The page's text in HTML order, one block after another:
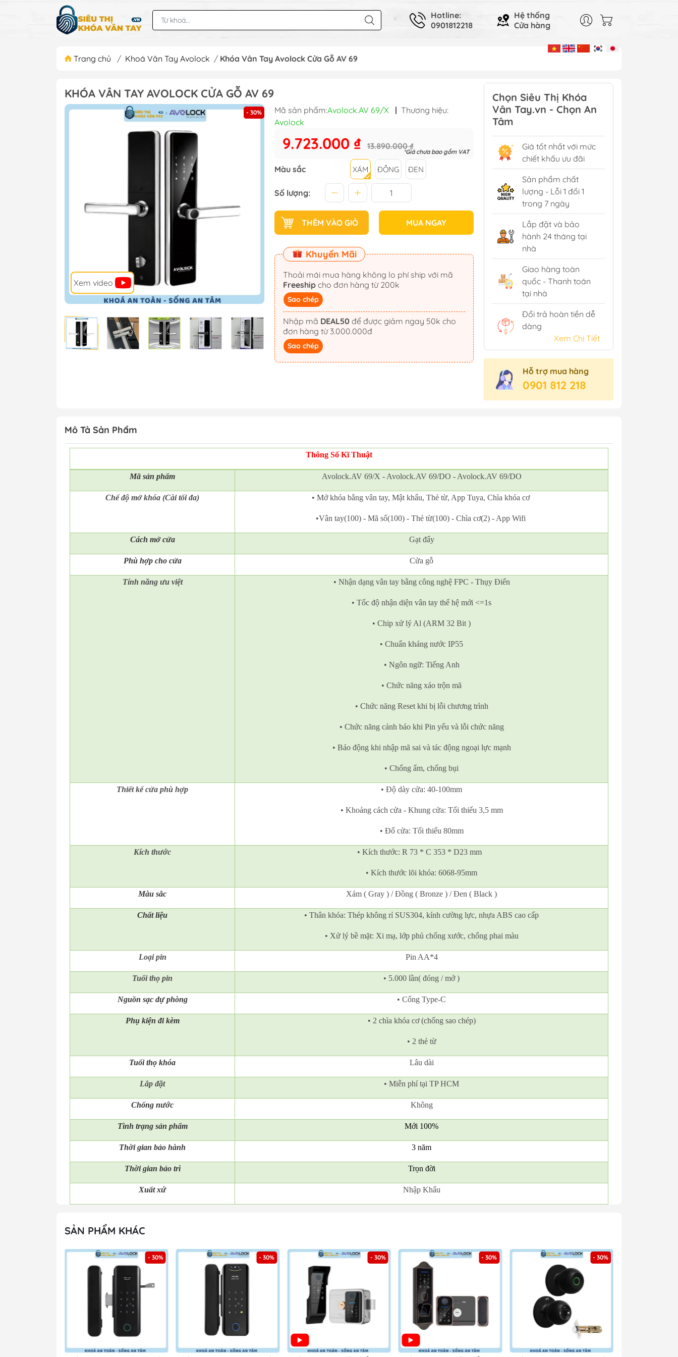
Hotline:
0901812218
Hệ thống
Cửa hàng
Trang chủ / Khoá Vân Tay Avolock / Khóa Vân Tay Avolock Cửa Gỗ AV 69
KHÓA VÂN TAY AVOLOCK CỬA GỖ AV 69
- 30%
Xem video
Mã sản phẩm:Avolock.AV 69/X | Thương hiệu:
Avolock
9.723.000 ₫ 13.890.000 ₫
*Giá chưa bao gồm VAT
Màu sắc XÁM ĐỒNG ĐEN
Số lượng:
THÊM VÀO GIỎ MUA NGAY
Khuyến Mãi
Thoải mái mua hàng không lo phí ship với mã
Freeship cho đơn hàng từ 200k
Sao chép
Nhập mã DEAL50để được giảm ngay 50k cho
đơn hàng từ 3.000.000đ
Sao chép
Chọn Siêu Thị Khóa
Vân Tay.vn - Chọn An
Tâm
Giá tốt nhất với mức
chiết khấu ưu đãi
Sản phẩm chất
lượng - Lỗi 1 đổi 1
trong 7 ngày
Lắp đặt và bảo
hành 24 tháng tại
nhà
Giao hàng toàn
quốc - Thanh toán
tại nhà
Đổi trả hoàn tiền dễ
dàng
Xem Chi Tiết
Hỗ trợ mua hàng
0901 812 218
Mô Tả Sản Phẩm
Thông Số Kĩ Thuật
Mã sản phẩm Avolock.AV 69/X - Avolock.AV 69/DO - Avolock.AV 69/DO
Chế độ mở khóa (Cài tối đa) • Mở khóa bằng vân tay, Mật khẩu, Thẻ từ, App Tuya, Chìa khóa cơ
•Vân tay(100) - Mã số(100) - Thẻ từ(100) - Chìa cơ(2) - App Wifi
Cách mở cửa Gạt đẩy
Phù hợp cho cửa Cửa gỗ
Tính năng ưu việt • Nhận dạng vân tay bằng công nghệ FPC - Thụy Điển
• Tốc độ nhận diện vân tay thế hệ mới <=1s
• Chip xử lý Al (ARM 32 Bit )
• Chuẩn kháng nước IP55
• Ngôn ngữ: Tiếng Anh
• Chức năng xáo trộn mã
• Chức năng Reset khi bị lỗi chương trình
• Chức năng cảnh báo khi Pin yếu và lỗi chức năng
• Báo động khi nhập mã sai và tác động ngoại lực mạnh
• Chống ẩm, chống bụi
Thiết kế cửa phù hợp • Độ dày cửa: 40-100mm
• Khoảng cách cửa - Khung cửa: Tối thiểu 3,5 mm
• Đố cửa: Tối thiểu 80mm
Kích thước • Kích thước: R 73 * C 353 * D23 mm
• Kích thước lõi khóa: 6068-95mm
Màu sắc Xám ( Gray ) / Đồng ( Bronze ) / Đen ( Black )
Chất liệu • Thân khóa: Thép không rỉ SUS304, kính cường lực, nhựa ABS cao cấp
• Xử lý bề mặt: Xi mạ, lớp phủ chống xước, chống phai màu
Loại pin Pin AA*4
Tuổi thọ pin • 5.000 lần( đóng / mở )
Nguồn sạc dự phòng • Cổng Type-C
Phụ kiện đi kèm • 2 chìa khóa cơ (chống sao chép)
• 2 thẻ từ
Tuổi thọ khóa Lâu dài
Lắp đặt • Miễn phí tại TP HCM
Chống nước Không
Tình trạng sản phẩm Mới 100%
Thời gian bảo hành 3 năm
Thời gian bảo trì Trọn đời
Xuất xứ Nhập Khẩu
SẢN PHẨM KHÁC
- 30% - 30% - 30% - 30% - 30%